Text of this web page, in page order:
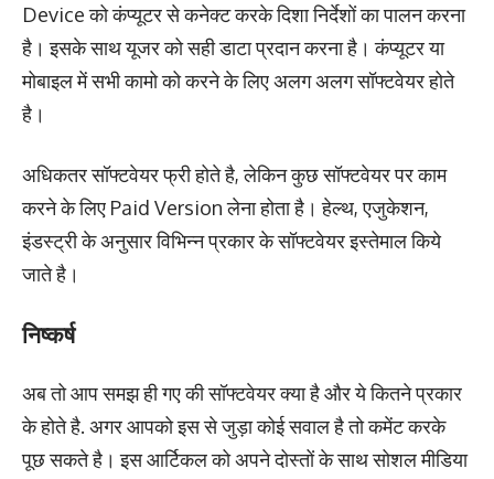
Device को कंप्यूटर से कनेक्ट करके दिशा निर्देशों का पालन करना
है। इसके साथ यूजर को सही डाटा प्रदान करना है। कंप्यूटर या
मोबाइल में सभी कामो को करने के लिए अलग अलग सॉफ्टवेयर होते
है।
अधिकतर सॉफ्टवेयर फ्री होते है, लेकिन कुछ सॉफ्टवेयर पर काम
करने के लिए Paid Version लेना होता है। हेल्थ, एजुकेशन,
इंडस्ट्री के अनुसार विभिन्न प्रकार के सॉफ्टवेयर इस्तेमाल किये
जाते है।
निष्कर्ष
अब तो आप समझ ही गए की सॉफ्टवेयर क्या है और ये कितने प्रकार
के होते है. अगर आपको इस से जुड़ा कोई सवाल है तो कमेंट करके
पूछ सकते है। इस आर्टिकल को अपने दोस्तों के साथ सोशल मीडिया